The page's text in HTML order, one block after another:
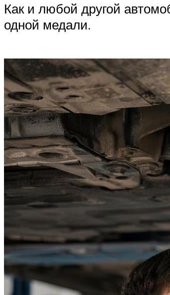
Как и любой другой
одной медали.